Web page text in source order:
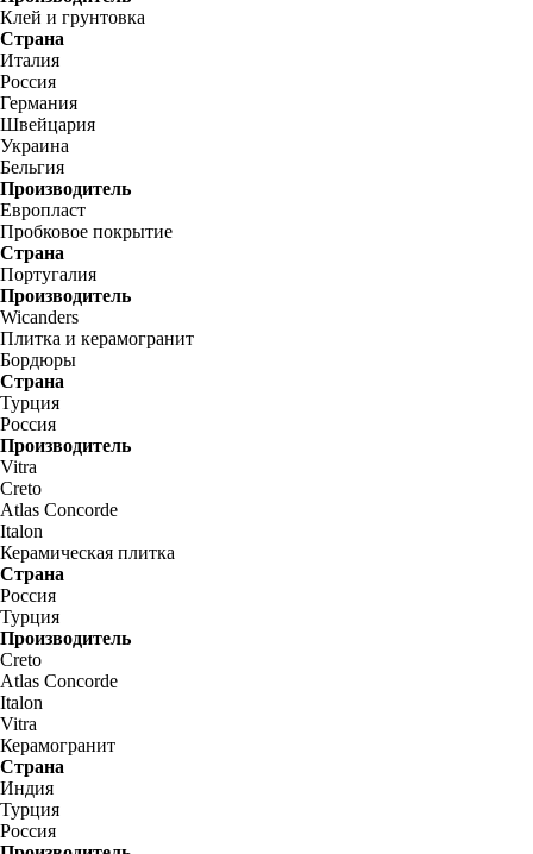
Клей и грунтовка
Страна
Италия
Россия
Германия
Швейцария
Украина
Бельгия
Производитель
Европласт
Пробковое покрытие
Страна
Португалия
Производитель
Wicanders
Плитка и керамогранит
Бордюры
Страна
Турция
Россия
Производитель
Vitra
Creto
Atlas Concorde
Italon
Керамическая плитка
Страна
Россия
Турция
Производитель
Creto
Atlas Concorde
Italon
Vitra
Керамогранит
Страна
Индия
Турция
Россия